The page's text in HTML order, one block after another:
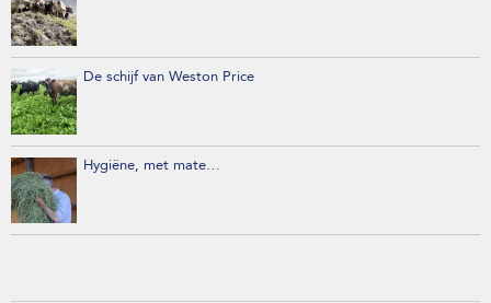
De schijf van Weston Price
Hygiëne, met mate…